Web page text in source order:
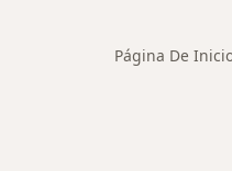
Página De